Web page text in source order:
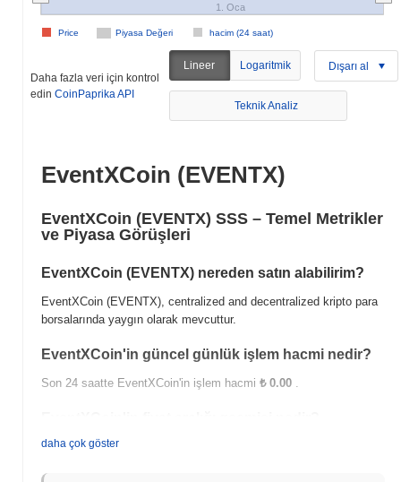
Piyasa Değeri hacim (24 saat)
Price
1. Oca
Daha fazla veri için kontrol
edin CoinPaprika API
Lineer Logaritmik Dışarı al
Teknik Analiz
EventXCoin (EVENTX)
EventXCoin (EVENTX) SSS – Temel Metrikler
ve Piyasa Görüşleri
EventXCoin (EVENTX) nereden satın alabilirim?
EventXCoin (EVENTX), centralized and decentralized kripto para
borsalarında yaygın olarak mevcuttur.
EventXCoin'in güncel günlük işlem hacmi nedir?
Son 24 saatte EventXCoin'in işlem hacmi ₺ 0.00 .
Tüm Zamanların En Yüksek Değeri (ATH):
daha çok göster